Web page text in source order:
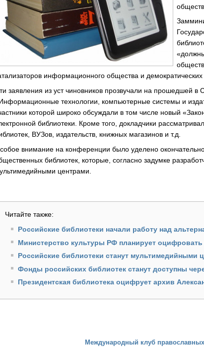
информационного общества и
заявления из уст чиновников прозвучали на прошедшей
технологии, компьютерные системы и
которой широко обсуждали в том числе новый
библиотеки. Кроме того, докладчики
ВУЗов, издательств, книжных магазинов и т.д.
внимание на конференции было уделено
библиотек, которые, согласно задумке
центрами.
Читайте также:
Российские библиотеки начали работу над
Министерство культуры РФ планирует
Российские библиотеки станут мультимедийными
Фонды российских библиотек станут доступны
Президентская библиотека оцифрует архив
Международный клуб